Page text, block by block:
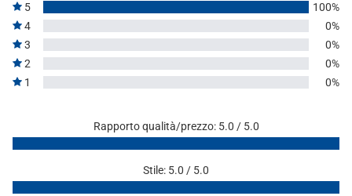
5
100%
4
0%
3
0%
2
0%
1
0%
Rapporto qualità/prezzo: 5.0 / 5.0
Stile: 5.0 / 5.0